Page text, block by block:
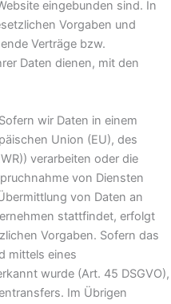
eingebunden sind. In
Vorgaben und
Verträge bzw.
Daten dienen, mit den
wir Daten in einem
Union (EU), des
verarbeiten oder die
von Diensten
von Daten an
stattfindet, erfolgt
Vorgaben. Sofern das
mittels eines
wurde (Art. 45 DSGVO),
Im Übrigen